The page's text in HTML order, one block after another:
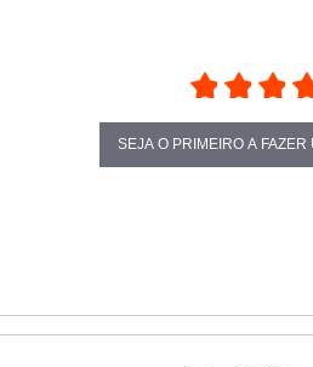
SEJA O PRIMEIRO A FAZER